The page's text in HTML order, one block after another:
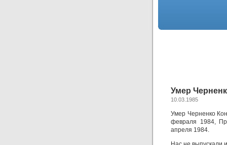
Умер
10.03.1985
Умер Черненко
февраля 1984,
апреля 1984.